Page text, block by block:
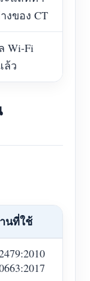
งของ CT
Wi-Fi
ล้ว
นที่ใช้